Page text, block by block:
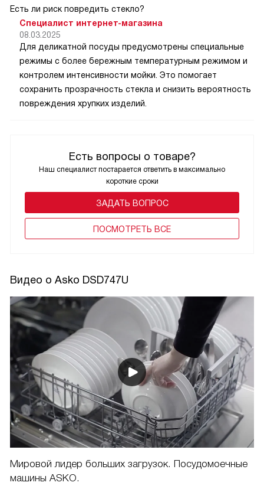
Есть вопросы о товаре?
Наш специалист постарается ответить в максимально
короткие сроки
ЗАДАТЬ ВОПРОС
ПОCМОТРЕТЬ ВСЕ
Есть ли риск повредить стекло?
Специалист интернет-магазина
08.03.2025
Для деликатной посуды предусмотрены специальные
режимы с более бережным температурным режимом и
контролем интенсивности мойки. Это помогает
сохранить прозрачность стекла и снизить вероятность
повреждения хрупких изделий.
Видео о Asko DSD747U
Мировой лидер больших загрузок. Посудомоечные
машины ASKO.